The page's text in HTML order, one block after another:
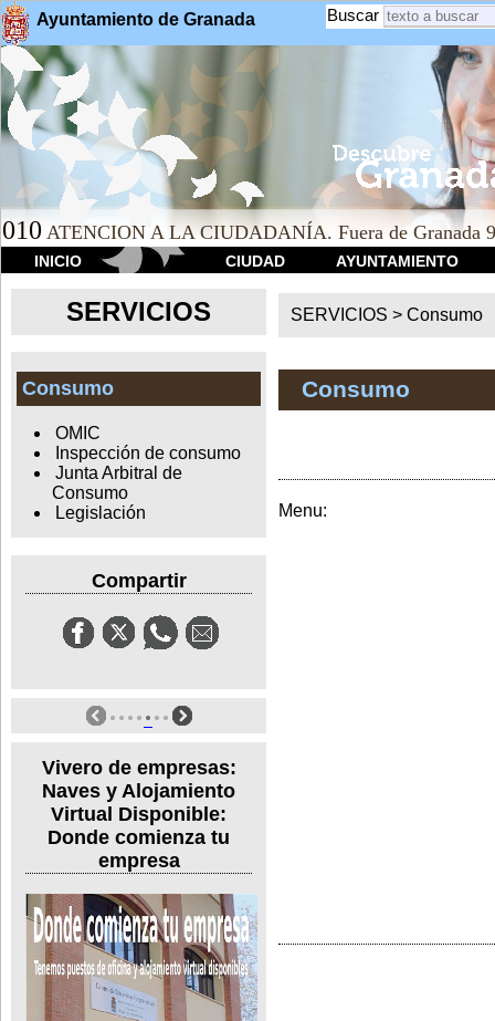
Ayuntamiento de Granada Buscar
010 ATENCION A LA CIUDADANÍA. Fuera de Granada
INICIO CIUDAD AYUNTAMIENTO
SERVICIOS
Consumo
OMIC
Inspección de consumo
Junta Arbitral de
Consumo
Legislación
Compartir
Vivero de empresas:
Naves y Alojamiento
Virtual Disponible:
Donde comienza tu
empresa
SERVICIOS >Consumo
Consumo
Menu: